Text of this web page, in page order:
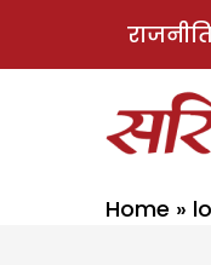
Home »